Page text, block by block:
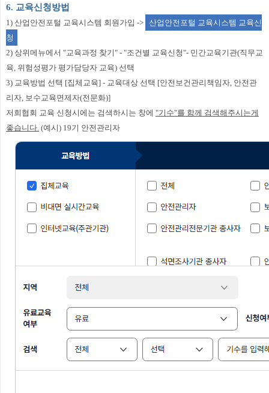
6. 교육신청방법
1) 산업안전포털 교육시스템 회원가입 -> 산업안전포털 교육시스템 교육신
청
2) 상위메뉴에서 "교육과정 찾기" - "조건별 교육신청"- 민간교육기관(직무교
육, 위험성평가 평가담당자 교육) 선택
3) 교육방법 선택 [집체교육] - 교육대상 선택 [안전보건관리책임자, 안전관
리자, 보수교육면제자(전문화)]
저희협회 교육 신청시에는 검색하시는 창에 "기수"를 함께 검색해주시는게
좋습니다.(예시) 19기 안전관리자